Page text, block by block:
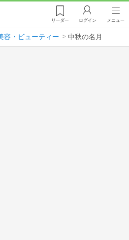
リーダー ログイン メニュー
容・ビューティー 中秋の名月